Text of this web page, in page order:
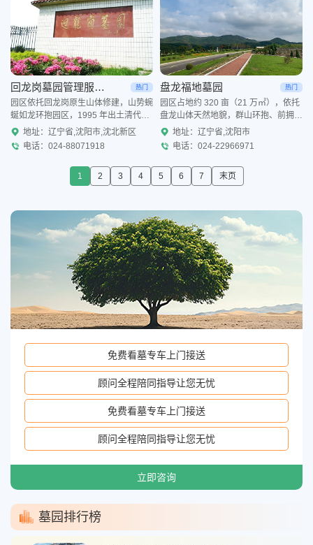
回龙岗墓园管理服务中心 热门
园区依托回龙岗原生山体修建，山势蜿
蜒如龙环抱园区，1995 年出土清代盛
京提督 “祥开福地” 古碑，人文底蕴深
厚，总占地数十万平米，山林绿植覆盖
率超 85%，原
地址：辽宁省,沈阳市,沈北新区
电话：024-88071918
盘龙福地墓园 热门
园区占地约 320 亩（21 万㎡），依托
盘龙山体天然地貌，群山环抱、前拥聚
福湖天然水景，形成背山面水、藏风聚
气的自然格局，山林植被覆盖率超
90%，原生松柏遍
地址：辽宁省,沈阳市
电话：024-22966971
1 2 3 4 5 6 7 末页
免费看墓专车上门接送
顾问全程陪同指导让您无忧
免费看墓专车上门接送
顾问全程陪同指导让您无忧
立即咨询
墓园排行榜